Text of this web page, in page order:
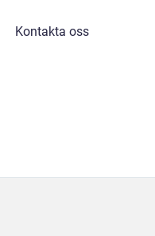
Kontakta oss